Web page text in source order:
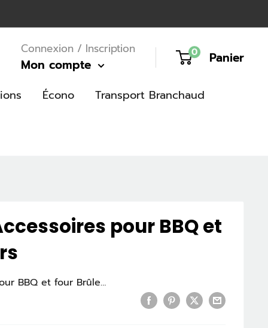
Connexion / Inscription
Mon compte
0 Panier
Écono Transport Branchaud
pour BBQ et
Accessoires pour BBQ et four Brûleurs